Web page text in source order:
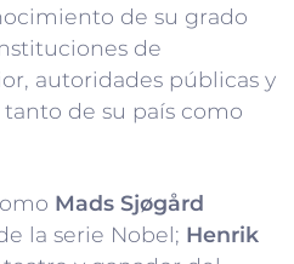
de su grado
de
autoridades públicas y
de su país como
Mads Sjøgård
la serie Nobel; Henrik